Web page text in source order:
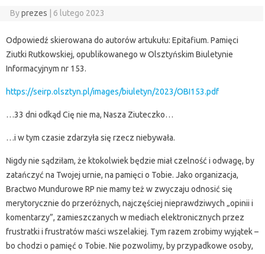
Byprezes 6 lutego 2023
Odpowiedź skierowana do autorów artukułu: Epitafium. Pamięci
Ziutki Rutkowskiej, opublikowanego w Olsztyńskim Biuletynie
Informacyjnym nr 153.
https://seirp.olsztyn.pl/images/biuletyn/2023/OBI153.pdf
…33 dni odkąd Cię nie ma, Nasza Ziuteczko…
…i w tym czasie zdarzyła się rzecz niebywała.
Nigdy nie sądziłam, że ktokolwiek będzie miał czelność i odwagę, by
zatańczyć na Twojej urnie, na pamięci o Tobie. Jako organizacja,
Bractwo Mundurowe RP nie mamy też w zwyczaju odnosić się
merytorycznie do przeróżnych, najczęściej nieprawdziwych „opinii i
komentarzy”, zamieszczanych w mediach elektronicznych przez
frustratki i frustratów maści wszelakiej. Tym razem zrobimy wyjątek –
bo chodzi o pamięć o Tobie. Nie pozwolimy, by przypadkowe osoby,